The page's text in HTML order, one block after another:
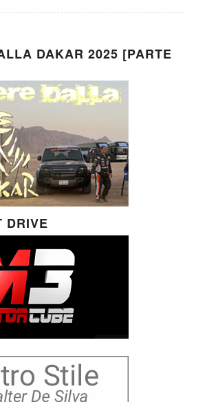
DAKAR 2025 [PARTE
DRIVE